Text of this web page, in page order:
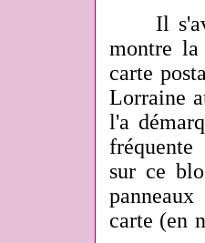
Il
montre
carte
Lorraine
l'a
sur ce
carte (en